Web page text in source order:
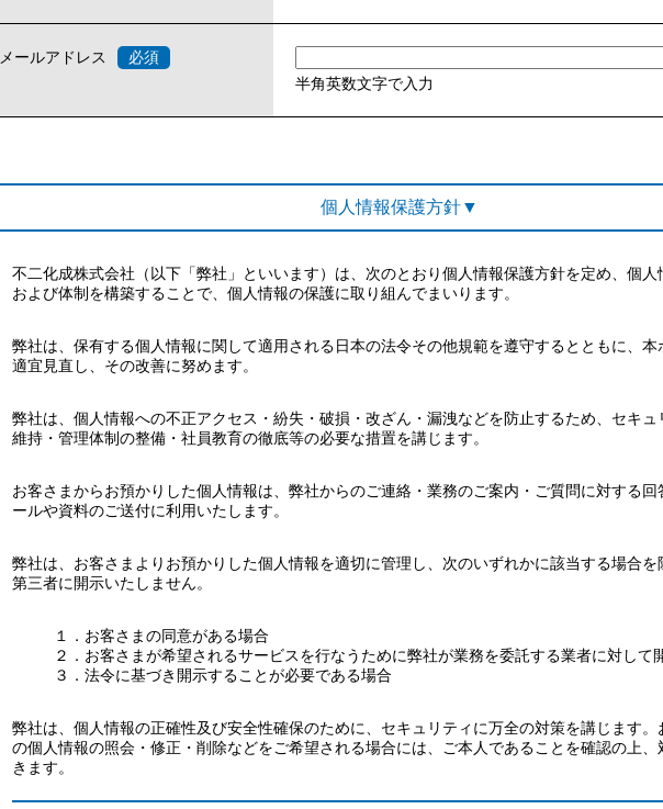
メールアドレス
半角英数文字で入力
個人情報保護方針▼
不二化成株式会社（以下「弊社」といいます）は、次のとおり個人情報保護方針を定め、個人
および体制を構築することで、個人情報の保護に取り組んでまいります。
弊社は、保有する個人情報に関して適用される日本の法令その他規範を遵守するとともに、本
適宜見直し、その改善に努めます。
弊社は、個人情報への不正アクセス・紛失・破損・改ざん・漏洩などを防止するため、セキュ
維持・管理体制の整備・社員教育の徹底等の必要な措置を講じます。
お客さまからお預かりした個人情報は、弊社からのご連絡・業務のご案内・ご質問に対する回
ールや資料のご送付に利用いたします。
弊社は、お客さまよりお預かりした個人情報を適切に管理し、次のいずれかに該当する場合を
第三者に開示いたしません。
１．お客さまの同意がある場合
２．お客さまが希望されるサービスを行なうために弊社が業務を委託する業者に対して
３．法令に基づき開示することが必要である場合
弊社は、個人情報の正確性及び安全性確保のために、セキュリティに万全の対策を講じます。
の個人情報の照会・修正・削除などをご希望される場合には、ご本人であることを確認の上、
きます。